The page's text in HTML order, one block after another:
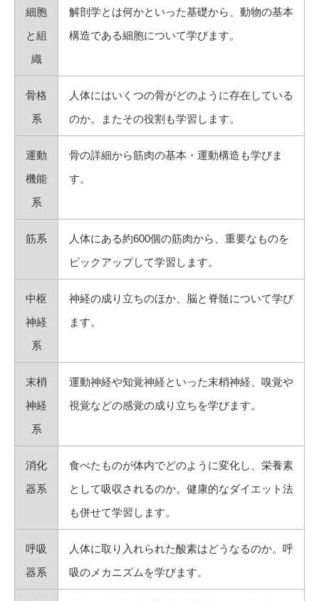
細胞
と組
織
解剖学とは何かといった基礎から、動物の基本
構造である細胞について学びます。
骨格
系
人体にはいくつの骨がどのように存在している
のか。またその役割も学習します。
運動
機能
系
骨の詳細から筋肉の基本・運動構造も学びま
す。
筋系
人体にある約600個の筋肉から、重要なものを
ピックアップして学習します。
中枢
神経
系
神経の成り立ちのほか、脳と脊髄について学び
ます。
末梢
神経
系
運動神経や知覚神経といった末梢神経、嗅覚や
視覚などの感覚の成り立ちを学びます。
消化
器系
食べたものが体内でどのように変化し、栄養素
として吸収されるのか。健康的なダイエット法
も併せて学習します。
呼吸
器系
人体に取り入れられた酸素はどうなるのか。呼
吸のメカニズムを学びます。